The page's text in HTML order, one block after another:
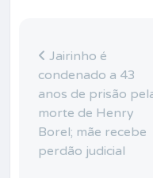
Jairinho é
condenado a 43
anos de prisão
morte de Henry
Borel; mãe recebe
perdão judicial